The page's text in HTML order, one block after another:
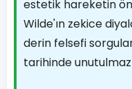
estetik hareketin
Wilde'ın zekice
derin felsefi
tarihinde